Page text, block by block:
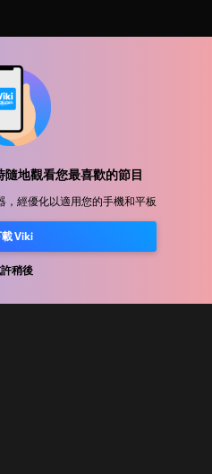
地觀看您最喜歡的節目
，經優化以適用您的手機和平板
Viki
稍後